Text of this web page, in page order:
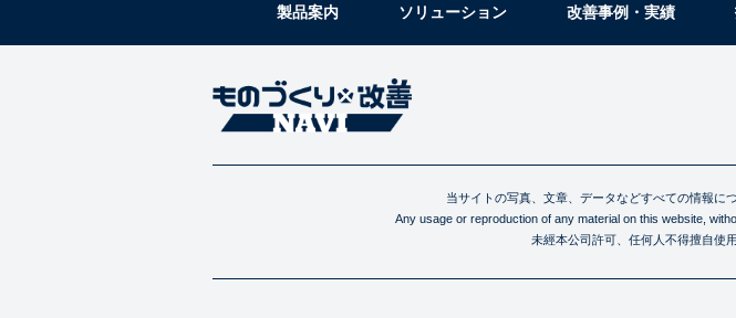
製品案内 ソリューション 改善事例・実績
当サイトの写真、文章、データなどすべての情報に
Any usage or reproduction of any material on this website,
未經本公司許可、任何人不得擅自使